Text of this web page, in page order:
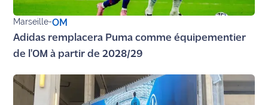
Nous
Ecouter
Maritima
Marseille-OM
Adidas remplacera Puma comme équipementier
de l'OM à partir de 2028/29